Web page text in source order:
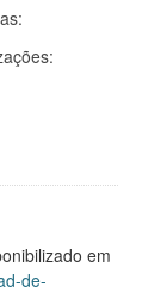
em
de-